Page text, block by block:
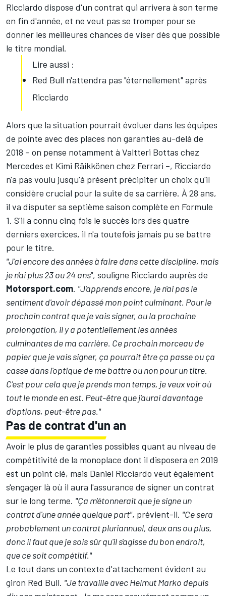
Ricciardo dispose d'un contrat qui arrivera à son terme
en fin d'année, et ne veut pas se tromper pour se
donner les meilleures chances de viser dès que possible
le titre mondial.
Lire aussi :
Red Bull n'attendra pas "éternellement" après
Ricciardo
Alors que la situation pourrait évoluer dans les équipes
de pointe avec des places non garanties au-delà de
2018 – on pense notamment à Valtteri Bottas chez
Mercedes et Kimi Räikkönen chez Ferrari –, Ricciardo
n'a pas voulu jusqu'à présent précipiter un choix qu'il
considère crucial pour la suite de sa carrière. À 28 ans,
il va disputer sa septième saison complète en Formule
1. S'il a connu cinq fois le succès lors des quatre
derniers exercices, il n'a toutefois jamais pu se battre
pour le titre.
"J'ai encore des années à faire dans cette discipline, mais
je n'ai plus 23 ou 24 ans", souligne Ricciardo auprès de
Motorsport.com. "J'apprends encore, je n'ai pas le
sentiment d'avoir dépassé mon point culminant. Pour le
prochain contrat que je vais signer, ou la prochaine
prolongation, il y a potentiellement les années
culminantes de ma carrière. Ce prochain morceau de
papier que je vais signer, ça pourrait être ça passe ou ça
casse dans l'optique de me battre ou non pour un titre.
C'est pour cela que je prends mon temps, je veux voir où
tout le monde en est. Peut-être que j'aurai davantage
d'options, peut-être pas."
Pas de contrat d'un an
Avoir le plus de garanties possibles quant au niveau de
compétitivité de la monoplace dont il disposera en 2019
est un point clé, mais Daniel Ricciardo veut également
s'engager là où il aura l'assurance de signer un contrat
sur le long terme. "Ça m'étonnerait que je signe un
contrat d'une année quelque part", prévient-il. "Ce sera
probablement un contrat pluriannuel, deux ans ou plus,
donc il faut que je sois sûr qu'il s'agisse du bon endroit,
que ce soit compétitif."
Le tout dans un contexte d'attachement évident au
giron Red Bull. "Je travaille avec Helmut Marko depuis